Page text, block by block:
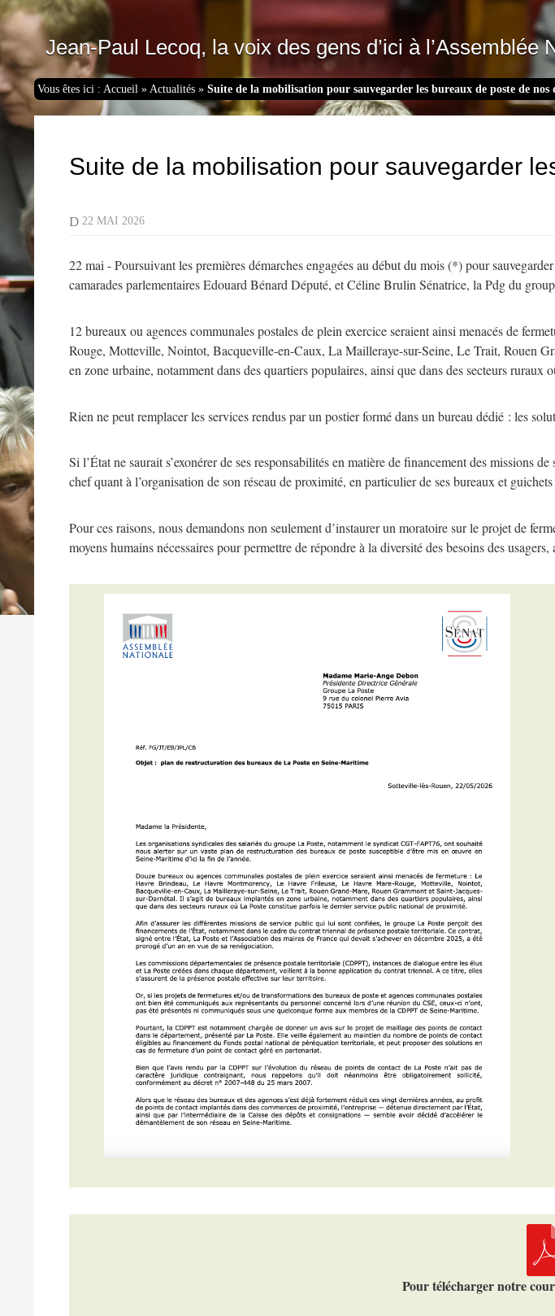
Jean-Paul Lecoq, la voix des gens d’ici à l’Assemblée
Vous êtes ici :Accueil »Actualités »Suite de la mobilisation pour sauvegarder les bureaux de poste de nos
Suite de la mobilisation pour sauvegarder
D22 MAI 2026
22 mai - Poursuivant les premières démarches engagées au début du mois (*) pour
camarades parlementaires Edouard Bénard Député, et Céline Brulin Sénatrice, la Pdg du
12 bureaux ou agences communales postales de plein exercice seraient ainsi menacés de
Rouge, Motteville, Nointot, Bacqueville-en-Caux, La Mailleraye-sur-Seine, Le Trait, Rouen
en zone urbaine, notamment dans des quartiers populaires, ainsi que dans des secteurs
Rien ne peut remplacer les services rendus par un postier formé dans un bureau dédié : les
Si l’État ne saurait s’exonérer de ses responsabilités en matière de financement des
chef quant à l’organisation de son réseau de proximité, en particulier de ses bureaux et
Pour ces raisons, nous demandons non seulement d’instaurer un moratoire sur le projet de
moyens humains nécessaires pour permettre de répondre à la diversité des besoins des usagers,
Pour télécharger notre